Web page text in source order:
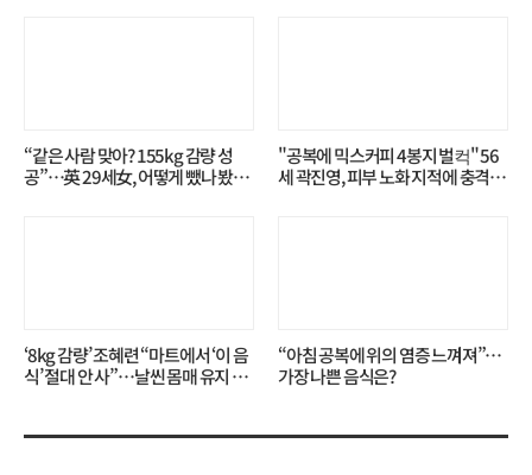
“같은 사람 맞아? 155kg 감량 성
공”…英 29세女, 어떻게 뺐나 봤더
"공복에 믹스커피 4봉지 벌컥" 56
세 곽진영, 피부 노화 지적에 충격…
‘8kg 감량’ 조혜련 “마트에서 ‘이 음
식’ 절대 안 사”…날씬 몸매 유지 비
“아침 공복에 위의 염증 느껴져”…
가장 나쁜 음식은?